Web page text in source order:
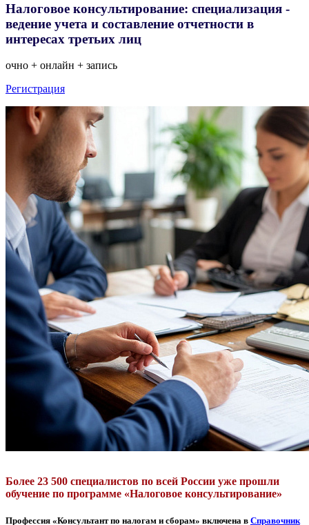
Налоговое консультирование: специализация -
ведение учета и составление отчетности в
интересах третьих лиц
очно + онлайн + запись
Регистрация
Более 23 500 специалистов по всей России уже прошли
обучение по программе «Налоговое консультирование»
Профессия «Консультант по налогам и сборам» включена в Справочник